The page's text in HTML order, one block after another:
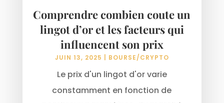
Comprendre combien coute un
lingot d’or et les facteurs qui
influencent son prix
JUIN 13, 2025 BOURSE/CRYPTO
Le prix d'un lingot d'or varie
constamment en fonction de